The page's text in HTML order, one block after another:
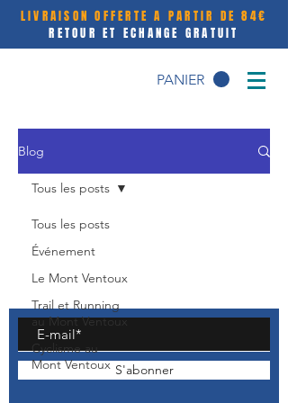
LIVRAISON OFFERTE A PARTIR DE 84€
RETOUR ET ECHANGE GRATUIT
PANIER
Blog
Tous les posts
Événement
Le Mont Ventoux
Trail et Running
au Mont Ventoux
Cyclisme au
Mont Ventoux
Tous les posts
S'abonner